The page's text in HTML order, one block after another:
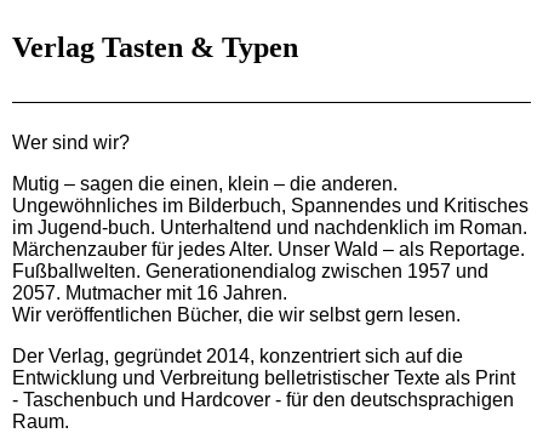
Verlag Tasten & Typen
Wer sind wir?
Mutig – sagen die einen, klein – die anderen.
Ungewöhnliches im Bilderbuch, Spannendes und Kritisches
im Jugend-buch. Unterhaltend und nachdenklich im Roman.
Märchenzauber für jedes Alter. Unser Wald – als Reportage.
Fußballwelten. Generationendialog zwischen 1957 und
2057. Mutmacher mit 16 Jahren.
Wir veröffentlichen Bücher, die wir selbst gern lesen.
Der Verlag, gegründet 2014, konzentriert sich auf die
Entwicklung und Verbreitung belletristischer Texte als Print
- Taschenbuch und Hardcover - für den deutschsprachigen
Raum.